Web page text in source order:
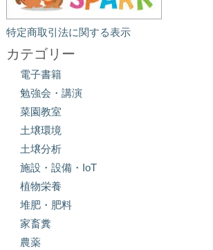
特定商取引法に関する表示
カテゴリー
電子書籍
勉強会・講演
菜園教室
土壌環境
土壌分析
施設・設備・IoT
植物栄養
堆肥・肥料
家畜糞
農薬